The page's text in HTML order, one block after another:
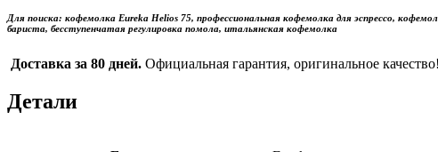
Для поиска: кофемолка Eureka Helios 75, профессиональная кофемолка для эспрессо,
бариста, бесступенчатая регулировка помола, итальянская кофемолка
Доставка за 80 дней. Официальная гарантия, оригинальное качество!
Детали